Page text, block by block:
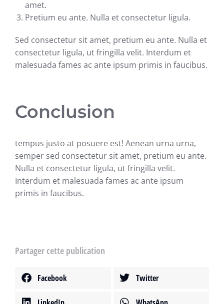
amet.
Pretium eu ante. Nulla et consectetur ligula.
Sed consectetur sit amet, pretium eu ante. Nulla et
consectetur ligula, ut fringilla velit. Interdum et
malesuada fames ac ante ipsum primis in faucibus.
Conclusion
tempus justo at posuere est! Aenean urna urna,
semper sed consectetur sit amet, pretium eu ante.
Nulla et consectetur ligula, ut fringilla velit.
Interdum et malesuada fames ac ante ipsum
primis in faucibus.
Partager cette publication
Facebook Twitter